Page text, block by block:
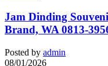
Jam Dinding
Brand, WA 0813-
Posted by admin
08/01/2026